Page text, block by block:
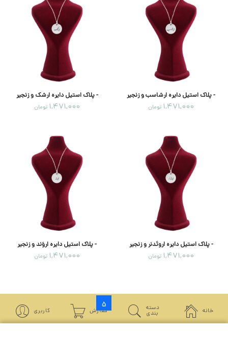
- پلاک استیل دایره ارشاسب و زنجیر
1,471,000 تومان
- پلاک استیل دایره ارشک و زنجیر
1,471,000 تومان
- پلاک استیل دایره اروتَدنر و زنجیر
1,471,000 تومان
- پلاک استیل دایره اروَند و زنجیر
1,471,000 تومان
3
5
کاربری سفارش دسته
بندی خانه